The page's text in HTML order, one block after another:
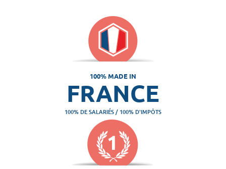
100% MADE IN
FRANCE
100% DE SALARIÉS / 100% D'IMPÔTS